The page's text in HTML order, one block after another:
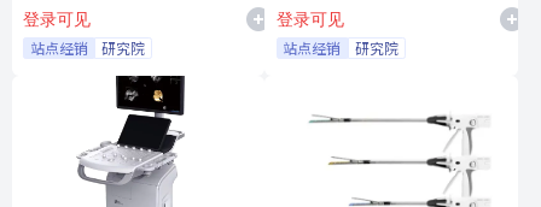
登录可见
站点经销 研究院
司
登录可见
站点经销 研究院